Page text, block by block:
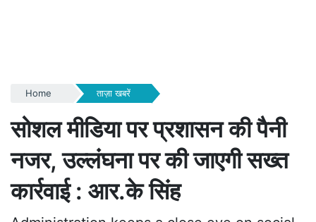
Home ताज़ा खबरें
सोशल मीडिया पर प्रशासन की पैनी
नजर, उल्लंघना पर की जाएगी सख्त
कार्रवाई : आर.के सिंह